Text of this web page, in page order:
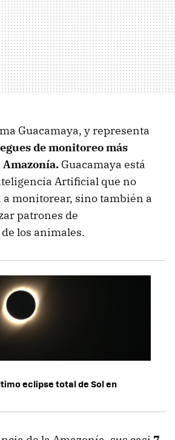
Guacamaya, y representa
de monitoreo más
Amazonía. Guacamaya está
Artificial que no
a monitorear, sino también a
patrones de
los animales.
eclipse total de Sol en